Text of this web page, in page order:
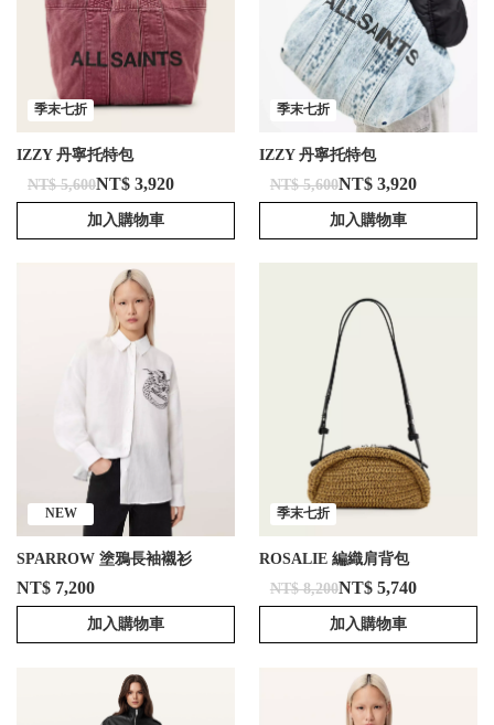
季末七折
IZZY 丹寧托特包
NT$ 5,600NT$ 3,920
加入購物車
季末七折
IZZY 丹寧托特包
NT$ 5,600NT$ 3,920
加入購物車
NEW
SPARROW 塗鴉長袖襯衫
NT$ 7,200
加入購物車
季末七折
ROSALIE 編織肩背包
NT$ 8,200NT$ 5,740
加入購物車